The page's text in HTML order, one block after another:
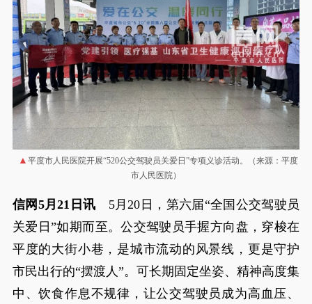
平度市人民医院开展“520公交驾驶员关爱日”专项义诊活动。（来源：平度
市人民医院）
信网5月21日讯 5月20日，第六届“全国公交驾驶员
关爱日”如期而至。公交驾驶员手握方向盘，穿梭在
平度的大街小巷，是城市流动的风景线，更是守护
市民出行的“摆渡人”。可长期固定坐姿、精神高度集
中、饮食作息不规律，让公交驾驶员成为高血压、